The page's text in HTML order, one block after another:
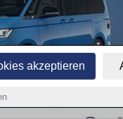
akzeptieren